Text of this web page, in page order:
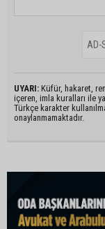
UYARI: Küfür, hakaret,
içeren, imla kuralları ile
Türkçe karakter
onaylanmamaktadır.